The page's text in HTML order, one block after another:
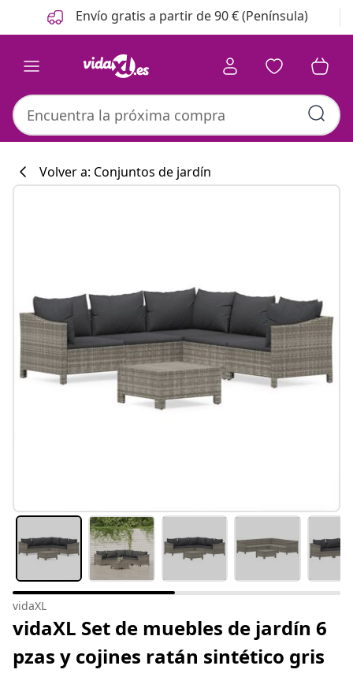
Anterior
Siguiente Envío gratis a partir de 90 € (Península)
#sharemevidaxl
Volver a: Conjuntos de jardín
vidaXL
vidaXL Set de muebles de jardín 6
pzas y cojines ratán sintético gris